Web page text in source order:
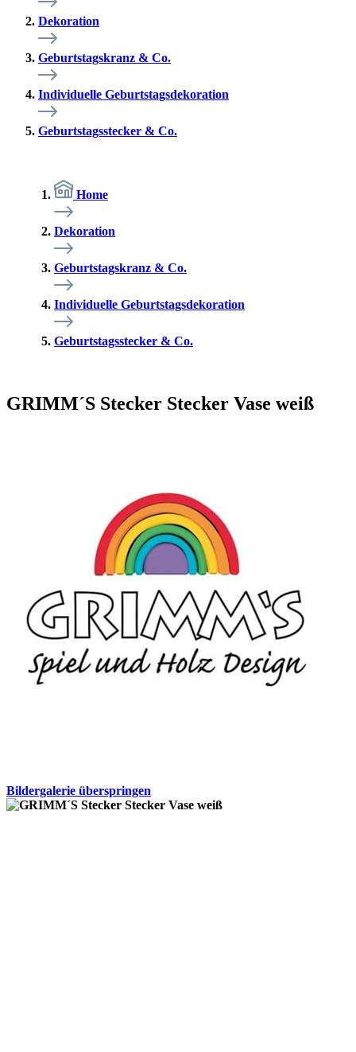
Dekoration
Geburtstagskranz & Co.
Individuelle Geburtstagsdekoration
Geburtstagsstecker & Co.
Home
Dekoration
Geburtstagskranz & Co.
Individuelle Geburtstagsdekoration
Geburtstagsstecker & Co.
GRIMM´S Stecker Stecker Vase weiß
Bildergalerie überspringen